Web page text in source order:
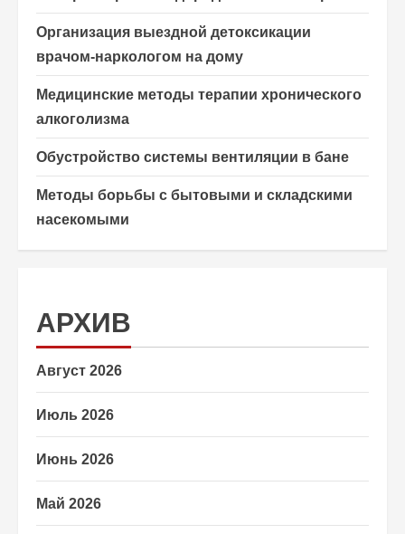
Организация выездной детоксикации
врачом-наркологом на дому
Медицинские методы терапии хронического
алкоголизма
Обустройство системы вентиляции в бане
Методы борьбы с бытовыми и складскими
насекомыми
АРХИВ
Август 2026
Июль 2026
Июнь 2026
Май 2026